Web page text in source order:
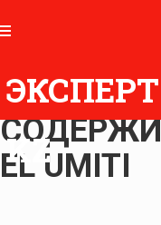
ЭКСПЕРТ
KZ
ПОКАЗАТЬ
EL UMITI